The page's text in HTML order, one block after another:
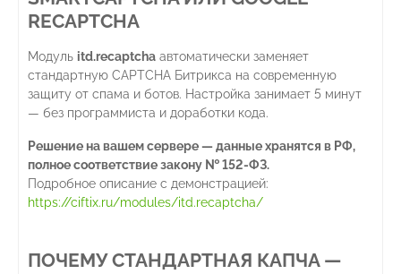
RECAPTCHA
Модуль itd.recaptcha автоматически заменяет
стандартную CAPTCHA Битрикса на современную
защиту от спама и ботов. Настройка занимает 5 минут
— без программиста и доработки кода.
Решение на вашем сервере — данные хранятся в РФ,
полное соответствие закону № 152-ФЗ.
Подробное описание с демонстрацией:
https://ciftix.ru/modules/itd.recaptcha/
ПОЧЕМУ СТАНДАРТНАЯ КАПЧА —